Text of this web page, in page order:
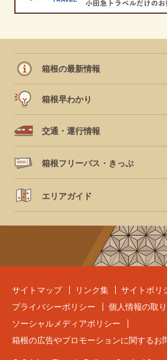
箱根の最新情報
箱根早わかり
交通・運行情報
箱根フリーパス・きっぷ
エリアガイド
サイトマップ リンク集
サイトポリ
プライバシーポリシー
個人情報の取
ソーシャルメディアポリシー
箱根の広告やプロモーションに関するお